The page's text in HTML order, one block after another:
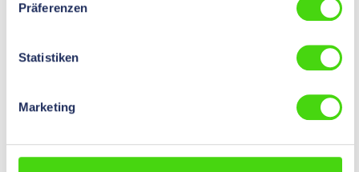
Präferenzen
Statistiken
Marketing
HP-FIXIT® Knotenbinder, 280 mm
Inhalt:100 St
sichtbar.